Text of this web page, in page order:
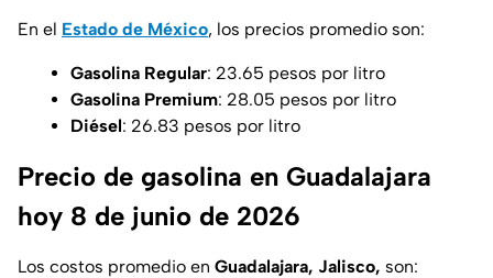
En el Estado de México, los precios promedio son:
Gasolina Regular: 23.65 pesos por litro
Gasolina Premium: 28.05 pesos por litro
Diésel: 26.83 pesos por litro
Precio de gasolina en Guadalajara
hoy 8 de junio de 2026
Los costos promedio en Guadalajara, Jalisco, son: